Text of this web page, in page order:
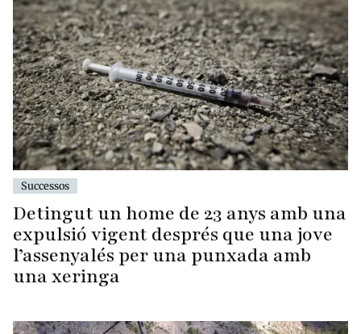
Successos
Detingut un home de 23 anys amb una
expulsió vigent després que una jove
l’assenyalés per una punxada amb
una xeringa